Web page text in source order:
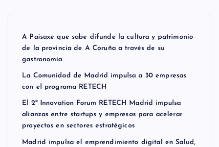
A Paisaxe que sabe difunde la cultura y patrimonio
de la provincia de A Coruña a través de su
gastronomía
La Comunidad de Madrid impulsa a 30 empresas
con el programa RETECH
El 2º Innovation Forum RETECH Madrid impulsa
alianzas entre startups y empresas para acelerar
proyectos en sectores estratégicos
Madrid impulsa el emprendimiento digital en Salud,